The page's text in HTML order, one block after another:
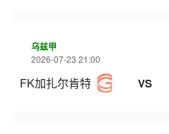
乌兹甲
2026-07-23 21:00
FK加扎尔肯特 VS